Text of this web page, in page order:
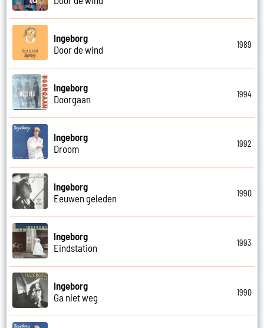
Ingeborg
Door de wind
1989
Ingeborg
Doorgaan
1994
Ingeborg
Droom
1992
Ingeborg
Eeuwen geleden
1990
Ingeborg
Eindstation
1993
Ingeborg
Ga niet weg
1990